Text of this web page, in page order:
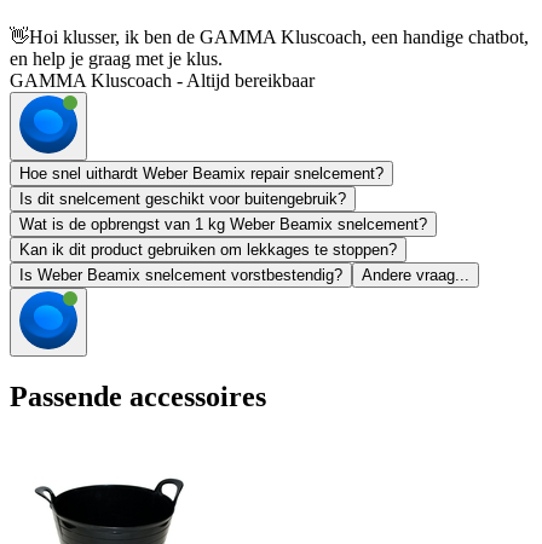
👋Hoi klusser, ik ben de GAMMA Kluscoach, een handige chatbot,
en help je graag met je klus.
GAMMA Kluscoach - Altijd bereikbaar
Hoe snel uithardt Weber Beamix repair snelcement?
Is dit snelcement geschikt voor buitengebruik?
Wat is de opbrengst van 1 kg Weber Beamix snelcement?
Kan ik dit product gebruiken om lekkages te stoppen?
Is Weber Beamix snelcement vorstbestendig?
Andere vraag...
Passende accessoires